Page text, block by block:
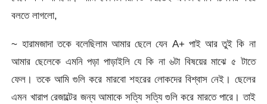
বলতে লাগলো,
~ হারামজাদা তকে বলেছিলাম আমার ছেলে যেন A+ পাই আর তুই কি না
আমার ছেলেকে এমনি পড়া পাড়াইলি যে কি না ৬টা বিষয়ের মাঝে ৫ টাতে
ফেল। তকে আমি গুলি করে মারবো শহরের লোকদের বিশ্বাস নেই। ছেলের
এমন খারাপ রেজাল্টের জন্য আমাকে সত্যি সত্যি গুলি করে মারতে পারে। তাই